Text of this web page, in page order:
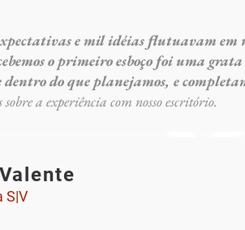
e mil idéias flutuavam em
o primeiro esboço foi uma
do que planejamos, e
a experiência com nosso escritório.
S|V